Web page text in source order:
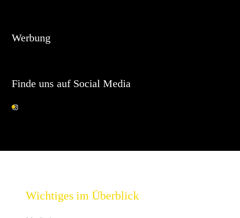
Werbung
Finde uns auf Social Media
Wichtiges im Überblick